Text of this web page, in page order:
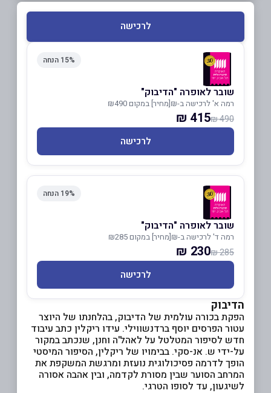
לרכישה
15% הנחה
שובר לאופרה "הדיבוק"
רמה א' לרכישה ב-₪[מחיר] במקום ₪490
490 ₪
415 ₪
לרכישה
19% הנחה
שובר לאופרה "הדיבוק"
רמה ד' לרכישה ב-₪[מחיר] במקום ₪285
285 ₪
230 ₪
לרכישה
הדיבוק
הפקת בכורה עולמית של הדיבוק, בהלחנתו של היוצר
עטור הפרסים יוסף ברדנשווילי. עידו ריקלין כתב עיבוד
חדש לסיפור המטלטל על לאהל'ה וחנן, שנכתב במקור
על-ידי ש. אנ-סקי. בבימויו של ריקלין, הסיפור המיסטי
הופך לדרמה פסיכולוגית נועזת ומרגשת המשקפת את
המרחב הסוער שבין מסורת לקדמה, ובין אהבה אסורה
לשיגעון, עד לסופו הטרגי.